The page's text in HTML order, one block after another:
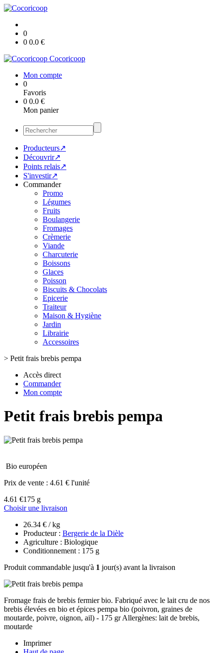
0
0 0.0 €
Cocoricoop
Mon compte
0
Favoris
0 0.0 €
Mon panier
Producteurs↗
Découvrir↗
Points relais↗
S'investir↗
Commander
Promo
Légumes
Fruits
Boulangerie
Fromages
Crèmerie
Viande
Charcuterie
Boissons
Glaces
Poisson
Biscuits & Chocolats
Epicerie
Traiteur
Maison & Hygiène
Jardin
Librairie
Accessoires
> Petit frais brebis pempa
Accès direct
Commander
Mon compte
Petit frais brebis pempa
Bio européen
Prix de vente : 4.61 € l'unité
4.61 €175 g
Choisir une livraison
26.34 € / kg
Producteur : Bergerie de la Dièle
Agriculture : Biologique
Conditionnement : 175 g
Produit commandable jusqu'à 1 jour(s) avant la livraison
Fromage frais de brebis fermier bio. Fabriqué avec le lait cru de nos
brebis élevées en bio et épices pempa bio (poivron, graines de
moutarde, poivre, oignon, ail) - 175 gr Allergènes: lait de brebis,
moutarde
Imprimer